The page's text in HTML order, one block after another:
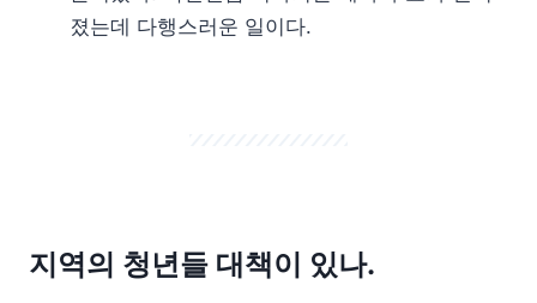
졌는데 다행스러운 일이다.
지역의 청년들 대책이 있나.